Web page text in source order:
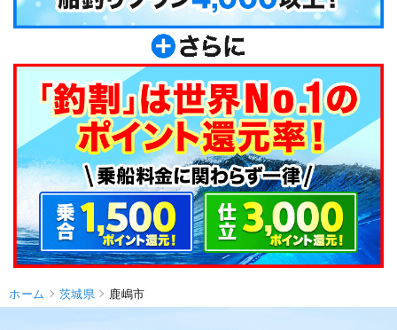
ホーム 茨城県 鹿嶋市